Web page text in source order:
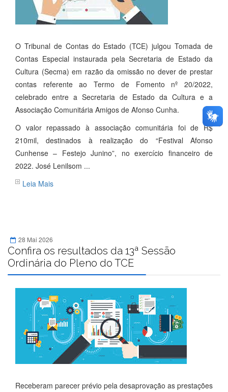
O Tribunal de Contas do Estado (TCE) julgou Tomada de
Contas Especial instaurada pela Secretaria de Estado da
Cultura (Secma) em razão da omissão no dever de prestar
contas referente ao Termo de Fomento nº 20/2022,
celebrado entre a Secretaria de Estado da Cultura e a
Associação Comunitária Amigos de Afonso Cunha.
O valor repassado à associação comunitária foi de R$
210mil, destinados à realização do “Festival Afonso
Cunhense – Festejo Junino”, no exercício financeiro de
2022. José Lenilsom ...
Leia Mais
28 Mai 2026
Confira os resultados da 13ª Sessão
Ordinária do Pleno do TCE
Receberam parecer prévio pela desaprovação as prestações